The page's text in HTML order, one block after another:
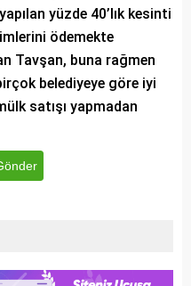
yüzde 40’lık kesinti
ödemekte
Tavşan, buna rağmen
belediyeye göre iyi
satışı yapmadan